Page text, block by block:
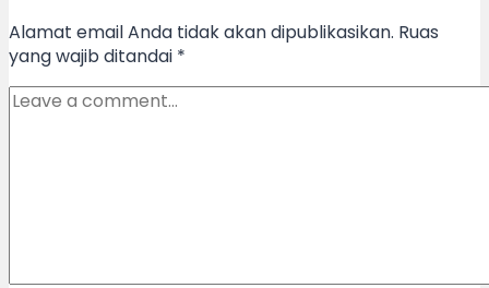
Alamat email Anda tidak akan dipublikasikan. Ruas
yang wajib ditandai *